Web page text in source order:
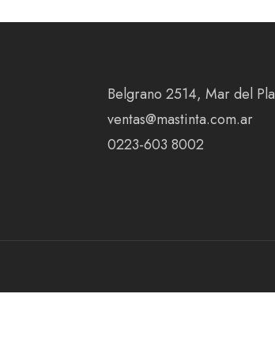
Belgrano 2514, Mar del
ventas@mastinta.com.ar
0223-603 8002